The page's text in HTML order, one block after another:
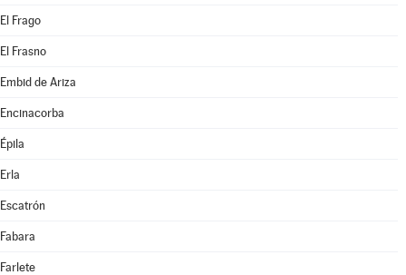
El Frago
El Frasno
Embid de Ariza
Encinacorba
Épila
Erla
Escatrón
Fabara
Farlete